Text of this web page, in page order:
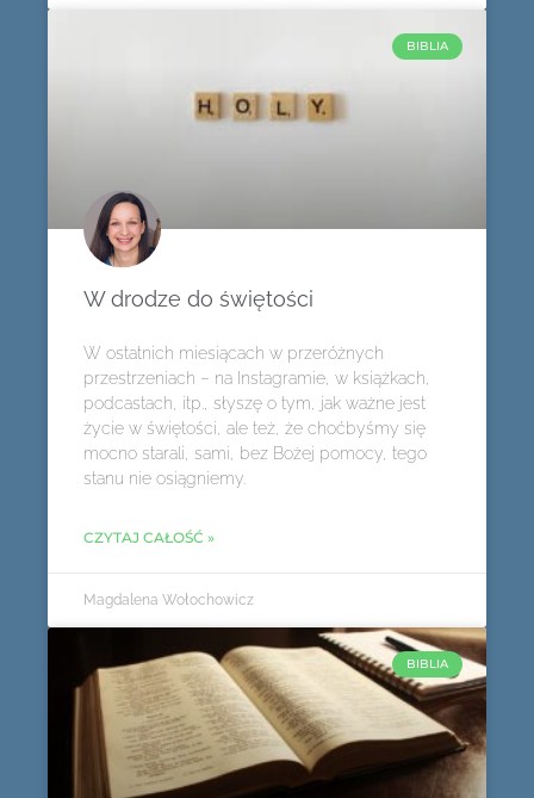
BIBLIA
W drodze do świętości
W ostatnich miesiącach w przeróżnych
przestrzeniach – na Instagramie, w książkach,
podcastach, itp., słyszę o tym, jak ważne jest
życie w świętości, ale też, że choćbyśmy się
mocno starali, sami, bez Bożej pomocy, tego
stanu nie osiągniemy.
CZYTAJ CAŁOŚĆ »
Magdalena Wołochowicz
BIBLIA